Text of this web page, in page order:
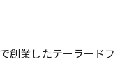
創業したテーラードフ